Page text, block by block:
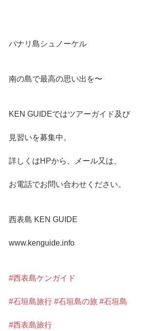
パナリ島シュノーケル
南の島で最高の思い出を〜
KEN GUIDEではツアーガイド及び
見習いを募集中。
詳しくはHPから、メール又は、
お電話でお問い合わせください。
西表島 KEN GUIDE
www.kenguide.info
#西表島ケンガイド
#石垣島旅行 #石垣島の旅 #石垣島
#西表島旅行